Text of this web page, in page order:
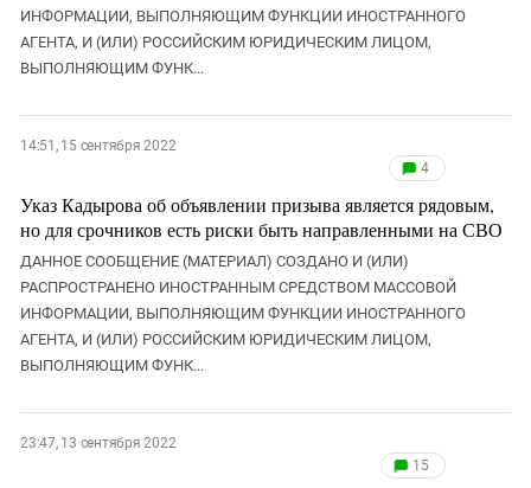
ИНФОРМАЦИИ, ВЫПОЛНЯЮЩИМ ФУНКЦИИ ИНОСТРАННОГО
АГЕНТА, И (ИЛИ) РОССИЙСКИМ ЮРИДИЧЕСКИМ ЛИЦОМ,
ВЫПОЛНЯЮЩИМ ФУНК...
14:51, 15 сентября 2022
4
Указ Кадырова об объявлении призыва является рядовым,
но для срочников есть риски быть направленными на СВО
ДАННОЕ СООБЩЕНИЕ (МАТЕРИАЛ) СОЗДАНО И (ИЛИ)
РАСПРОСТРАНЕНО ИНОСТРАННЫМ СРЕДСТВОМ МАССОВОЙ
ИНФОРМАЦИИ, ВЫПОЛНЯЮЩИМ ФУНКЦИИ ИНОСТРАННОГО
АГЕНТА, И (ИЛИ) РОССИЙСКИМ ЮРИДИЧЕСКИМ ЛИЦОМ,
ВЫПОЛНЯЮЩИМ ФУНК...
23:47, 13 сентября 2022
15